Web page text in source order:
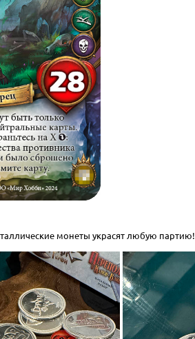
монеты украсят любую партию!